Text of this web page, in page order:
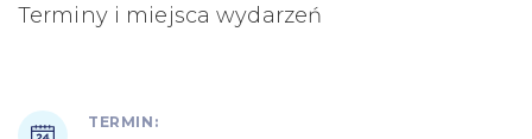
Terminy i miejsca wydarzeń
TERMIN: